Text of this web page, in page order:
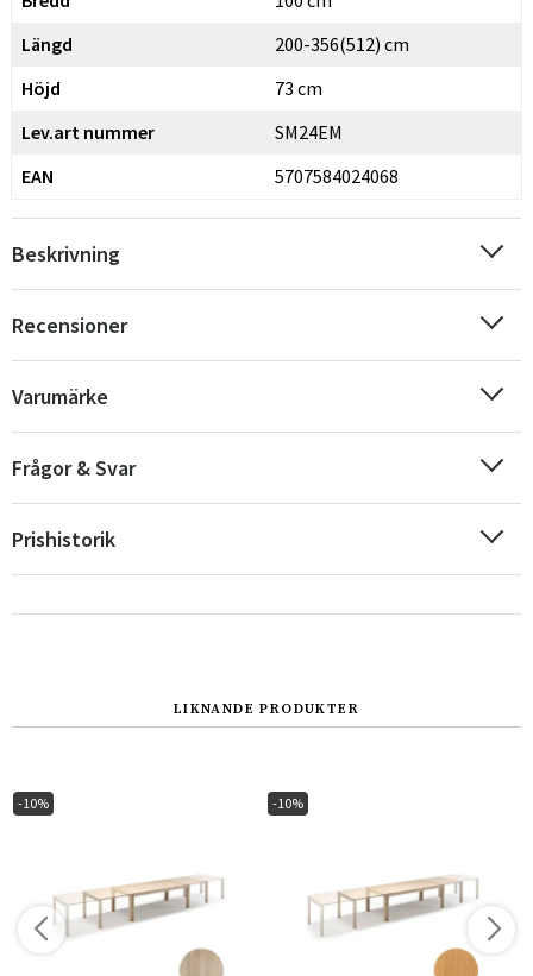
Sverige
Norge
Suomi
Längd
200-356(512) cm
Höjd
73 cm
Lev.art nummer
SM24EM
EAN
5707584024068
Beskrivning
Recensioner
Varumärke
Frågor & Svar
Prishistorik
LIKNANDE PRODUKTER
-10% -10%